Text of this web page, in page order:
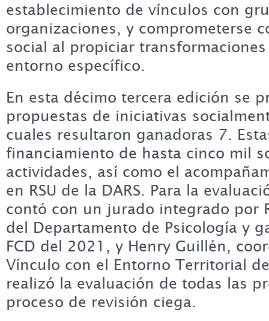
establecimiento de vínculos con
organizaciones, y comprometerse
social al propiciar
entorno específico.
En esta décimo tercera edición se
propuestas de iniciativas
cuales resultaron ganadoras 7.
financiamiento de hasta cinco mil
actividades, así como el
en RSU de la DARS. Para la
contó con un jurado integrado por
del Departamento de Psicología y
FCD del 2021, y Henry Guillén,
Vínculo con el Entorno Territorial
realizó la evaluación de todas las
proceso de revisión ciega.